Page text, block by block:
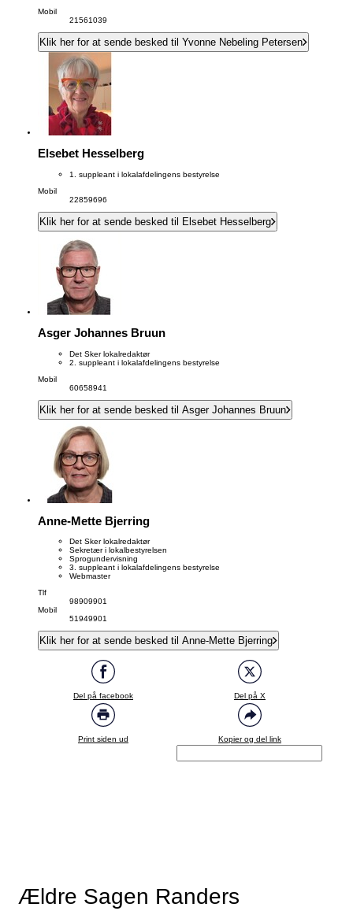
Mobil
21561039
Klik her for at sende besked til Yvonne Nebeling Petersen
Elsebet Hesselberg
1. suppleant i lokalafdelingens bestyrelse
Mobil
22859696
Klik her for at sende besked til Elsebet Hesselberg
Asger Johannes Bruun
Det Sker lokalredaktør
2. suppleant i lokalafdelingens bestyrelse
Mobil
60658941
Klik her for at sende besked til Asger Johannes Bruun
Anne-Mette Bjerring
Det Sker lokalredaktør
Sekretær i lokalbestyrelsen
Sprogundervisning
3. suppleant i lokalafdelingens bestyrelse
Webmaster
Tlf
98909901
Mobil
51949901
Klik her for at sende besked til Anne-Mette Bjerring
Del på facebook Del på X
Print siden ud Kopier og del link
Ældre Sagen Randers